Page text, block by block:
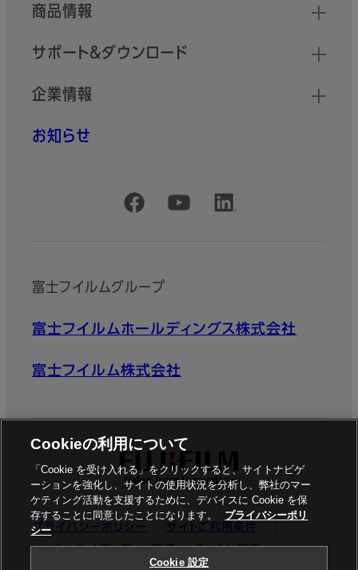
商品情報
サポート＆ダウンロード
企業情報
お知らせ
公式SNSアカウント
富士フイルムグループ
富士フイルムホールディングス株式会社
富士フイルム株式会社
プライバシーポリシー
サイトご利用条件
ソーシャルメディア
商標 Cookie設定
Cookieの利用について
「Cookie を受け入れる」をクリックすると、サイトナビゲ
ーションを強化し、サイトの使用状況を分析し、弊社のマー
ケティング活動を支援するために、デバイスに Cookie を保
存することに同意したことになります。
プライバシーポリ
シー
Cookie 設定